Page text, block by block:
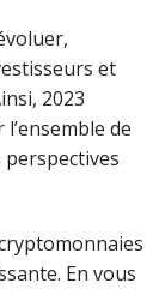
et
2023
de
perspectives
En vous